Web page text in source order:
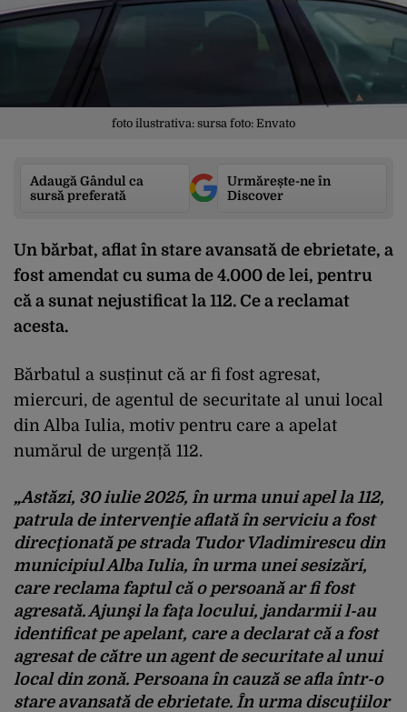
foto ilustrativa: sursa foto: Envato
Adaugă Gândul ca
sursă preferată
Urmărește-ne în
Discover
Un bărbat, aflat în stare avansată de ebrietate, a
fost amendat cu suma de 4.000 de lei, pentru
că a sunat nejustificat la 112. Ce a reclamat
acesta.
Bărbatul a susținut că ar fi fost agresat,
miercuri, de agentul de securitate al unui local
din Alba Iulia, motiv pentru care a apelat
numărul de urgență 112.
„Astăzi, 30 iulie2025, în urma unui apella 112,
patrula de intervenţie aflată în serviciua fost
direcţionată pe strada Tudor Vladimirescudin
municipiulAlba Iulia, în urma unei sesizări,
care reclama faptul căo persoană arfi fost
agresată. Ajunşila faţa locului, jandarmiil-au
identificat pe apelant, care a declarat căa fost
agresatde cătreun agent de securitateal unui
local din zonă. Persoana în cauzăse afla într-o
stare avansatăde ebrietate. În urma discuţiilor